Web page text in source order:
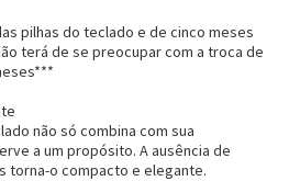
pilhas do teclado e de cinco meses
terá de se preocupar com a troca de
não só combina com sua
a um propósito. A ausência de
torna-o compacto e elegante.